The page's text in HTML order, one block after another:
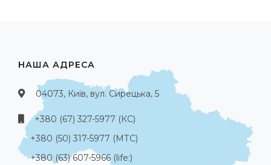
НАША АДРЕСА
04073, Київ, вул. Сирецька, 5
+380 (67) 327-5977 (КС)
+380 (50) 317-5977 (МТС)
+380 (63) 607-5966 (life:)